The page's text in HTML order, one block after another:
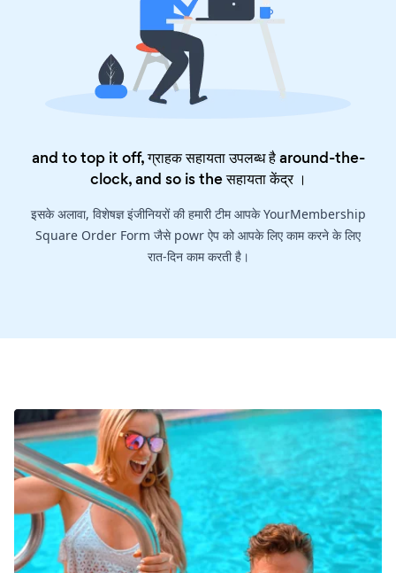
and to top it off, ग्राहक सहायता उपलब्ध है around-the-
clock, and so is theसहायता केंद्र।
इसके अलावा, विशेषज्ञ इंजीनियरों की हमारी टीम आपके YourMembership
Square Order Form जैसे powr ऐप को आपके लिए काम करने के लिए
रात-दिन काम करती है।